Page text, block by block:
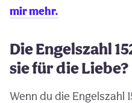
mir mehr.
Die Engelszahl
sie für die Liebe?
Wenn du die Engelszahl